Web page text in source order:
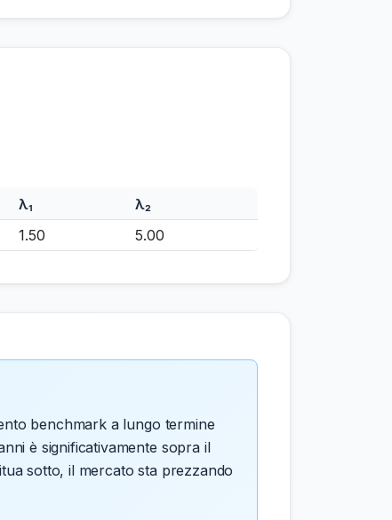
λ₁
λ₂
1.50 5.00
benchmark a lungo termine
è significativamente sopra il
sotto, il mercato sta prezzando